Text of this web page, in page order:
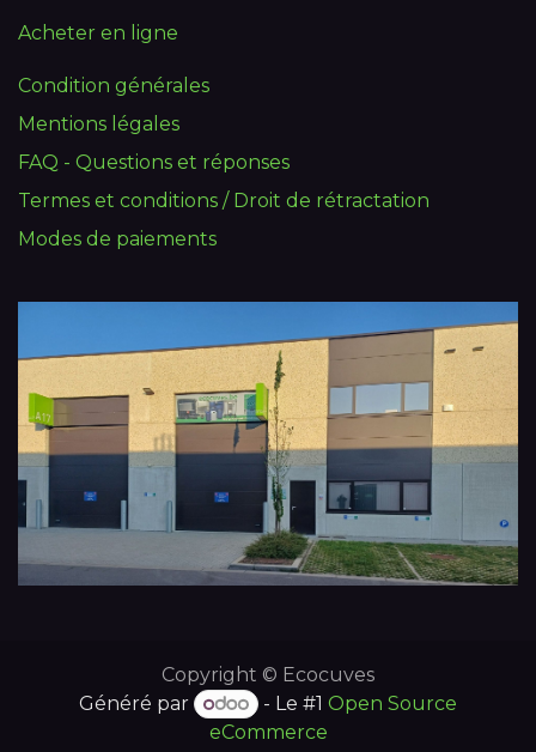
Acheter en ligne
Condition générales
Mentions légales
FAQ - Questions et réponses
Termes et conditions / Droit de rétractation
Modes de paiements
Copyright © Ecocuves
Généré par
- Le #1Open Source
eCommerce